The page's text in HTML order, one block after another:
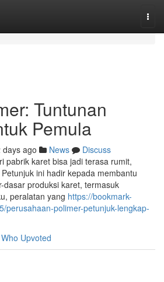
Tuntunan
Pemula
days ago News
Discuss
pabrik karet bisa jadi terasa rumit,
ini hadir kepada membantu
dasar produksi karet, termasuk
peralatan yang https://bookmark-
perusahaan-polimer-petunjuk-lengkap-
Who Upvoted